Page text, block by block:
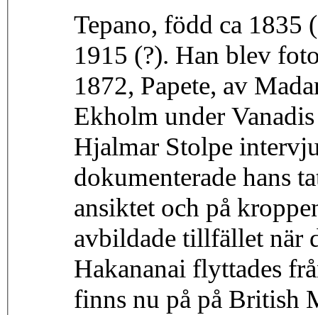
Tepano, född ca 1835
1915 (?). Han blev
1872, Papete, av
Ekholm under
Hjalmar Stolpe
dokumenterade hans
ansiktet och på
avbildade tillfället när
Hakananai flyttades
finns nu på på British